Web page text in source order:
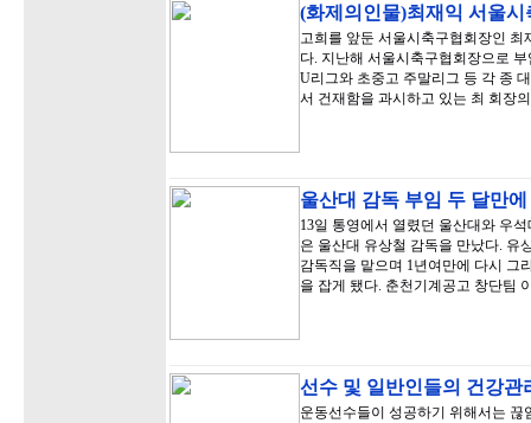
(화제의인물)최재익 서울
고희를 앞둔 서울시축구협회장인
다. 지난해 서울시축구협회장으로
U리그와 초중고 주말리그 등 각 종
서 건재함을 과시하고 있는 최 회장
울산대 감독 부임 두 달만
13일 통영에서 열렸던 울산대와 우
은 울산대 유상철 감독을 만났다. 유
감독직을 맡으며 1년여만에 다시 그
을 잡게 됐다. 춘천기계공고 창단팀
선수 및 일반인들의 건강
운동선수들이 성공하기 위해서는